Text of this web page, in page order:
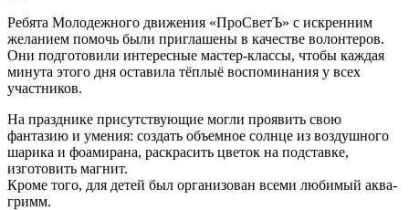
Ребята Молодежного движения «ПроСветЪ» с искренним
желанием помочь были приглашены в качестве волонтеров.
Они подготовили интересные мастер-классы, чтобы каждая
минута этого дня оставила тёплыё воспоминания у всех
участников.
На празднике присутствующие могли проявить свою
фантазию и умения: создать объемное солнце из воздушного
шарика и фоамирана, раскрасить цветок на подставке,
изготовить магнит.
Кроме того, для детей был организован всеми любимый аква-
гримм.